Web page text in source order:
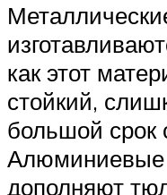
как этот
стойкий,
большой срок
дополняют